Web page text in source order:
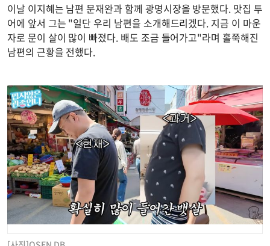
이날 이지혜는 남편 문재완과 함께 광명시장을 방문했다. 맛집 투
어에 앞서 그는 "일단 우리 남편을 소개해드리겠다. 지금 이 마운
자로 문이 살이 많이 빠졌다. 배도 조금 들어가고"라며 홀쭉해진
남편의 근황을 전했다.